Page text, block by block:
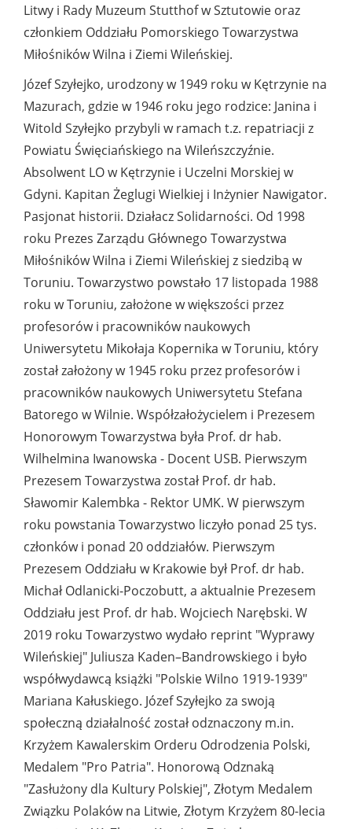
Litwy i Rady Muzeum Stutthof w Sztutowie oraz
członkiem Oddziału Pomorskiego Towarzystwa
Miłośników Wilna i Ziemi Wileńskiej.
Józef Szyłejko, urodzony w 1949 roku w Kętrzynie na
Mazurach, gdzie w 1946 roku jego rodzice: Janina i
Witold Szyłejko przybyli w ramach t.z. repatriacji z
Powiatu Święciańskiego na Wileńszczyźnie.
Absolwent LO w Kętrzynie i Uczelni Morskiej w
Gdyni. Kapitan Żeglugi Wielkiej i Inżynier Nawigator.
Pasjonat historii. Działacz Solidarności. Od 1998
roku Prezes Zarządu Głównego Towarzystwa
Miłośników Wilna i Ziemi Wileńskiej z siedzibą w
Toruniu. Towarzystwo powstało 17 listopada 1988
roku w Toruniu, założone w większości przez
profesorów i pracowników naukowych
Uniwersytetu Mikołaja Kopernika w Toruniu, który
został założony w 1945 roku przez profesorów i
pracowników naukowych Uniwersytetu Stefana
Batorego w Wilnie. Współzałożycielem i Prezesem
Honorowym Towarzystwa była Prof. dr hab.
Wilhelmina Iwanowska - Docent USB. Pierwszym
Prezesem Towarzystwa został Prof. dr hab.
Sławomir Kalembka - Rektor UMK. W pierwszym
roku powstania Towarzystwo liczyło ponad 25 tys.
członków i ponad 20 oddziałów. Pierwszym
Prezesem Oddziału w Krakowie był Prof. dr hab.
Michał Odlanicki-Poczobutt, a aktualnie Prezesem
Oddziału jest Prof. dr hab. Wojciech Narębski. W
2019 roku Towarzystwo wydało reprint "Wyprawy
Wileńskiej" Juliusza Kaden–Bandrowskiego i było
współwydawcą książki "Polskie Wilno 1919-1939"
Mariana Kałuskiego. Józef Szyłejko za swoją
społeczną działalność został odznaczony m.in.
Krzyżem Kawalerskim Orderu Odrodzenia Polski,
Medalem "Pro Patria". Honorową Odznaką
"Zasłużony dla Kultury Polskiej", Złotym Medalem
Związku Polaków na Litwie, Złotym Krzyżem 80-lecia